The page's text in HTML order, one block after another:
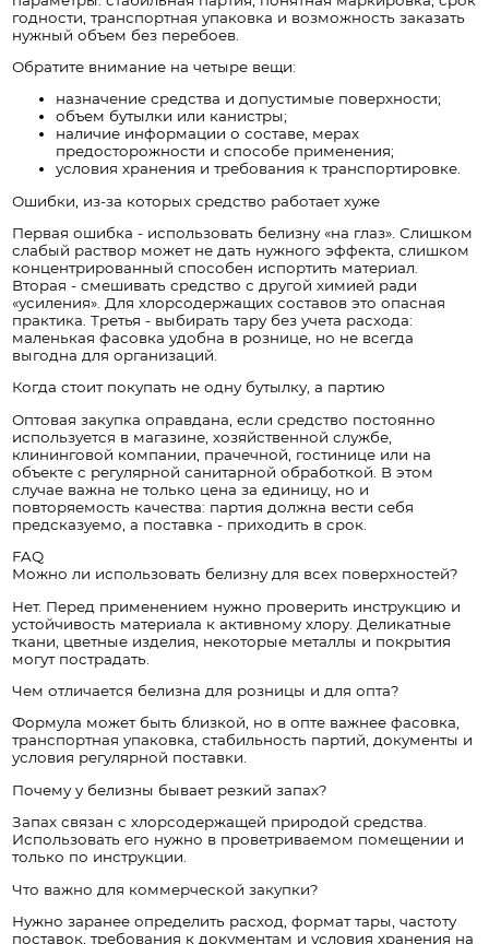
годности, транспортная упаковка и возможность заказать
нужный объем без перебоев.
Обратите внимание на четыре вещи:
назначение средства и допустимые поверхности;
объем бутылки или канистры;
наличие информации о составе, мерах
предосторожности и способе применения;
условия хранения и требования к транспортировке.
Ошибки, из-за которых средство работает хуже
Первая ошибка - использовать белизну «на глаз». Слишком
слабый раствор может не дать нужного эффекта, слишком
концентрированный способен испортить материал.
Вторая - смешивать средство с другой химией ради
«усиления». Для хлорсодержащих составов это опасная
практика. Третья - выбирать тару без учета расхода:
маленькая фасовка удобна в рознице, но не всегда
выгодна для организаций.
Когда стоит покупать не одну бутылку, а партию
Оптовая закупка оправдана, если средство постоянно
используется в магазине, хозяйственной службе,
клининговой компании, прачечной, гостинице или на
объекте с регулярной санитарной обработкой. В этом
случае важна не только цена за единицу, но и
повторяемость качества: партия должна вести себя
предсказуемо, а поставка - приходить в срок.
FAQ
Можно ли использовать белизну для всех поверхностей?
Нет. Перед применением нужно проверить инструкцию и
устойчивость материала к активному хлору. Деликатные
ткани, цветные изделия, некоторые металлы и покрытия
могут пострадать.
Чем отличается белизна для розницы и для опта?
Формула может быть близкой, но в опте важнее фасовка,
транспортная упаковка, стабильность партий, документы и
условия регулярной поставки.
Почему у белизны бывает резкий запах?
Запах связан с хлорсодержащей природой средства.
Использовать его нужно в проветриваемом помещении и
только по инструкции.
Что важно для коммерческой закупки?
Нужно заранее определить расход, формат тары, частоту
поставок, требования к документам и условия хранения на